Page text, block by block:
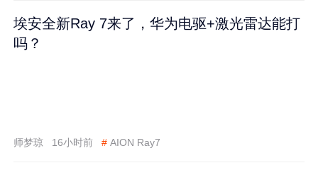
埃安全新Ray 7来了，华为电驱+激光雷达能打
吗？
师梦琼 16小时前 # AION Ray7